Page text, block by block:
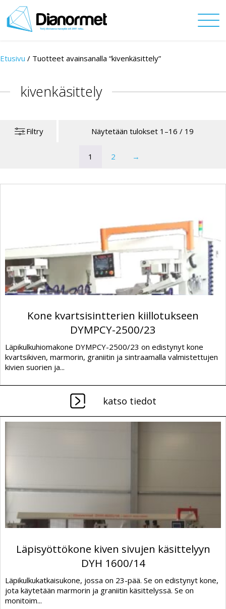
Etusivu / Tuotteet avainsanalla “kivenkäsittely”
kivenkäsittely
Filtry Näytetään tulokset 1–16 / 19
1 2 →
Kone kvartsisintterien kiillotukseen
DYMPCY-2500/23
Läpikulkuhiomakone DYMPCY-2500/23 on edistynyt kone
kvartsikiven, marmorin, graniitin ja sintraamalla valmistettujen
kivien suorien ja...
katso tiedot
Läpisyöttökone kiven sivujen käsittelyyn
DYH 1600/14
Läpikulkukatkaisukone, jossa on 23-pää. Se on edistynyt kone,
jota käytetään marmorin ja graniitin käsittelyssä. Se on
monitoim...